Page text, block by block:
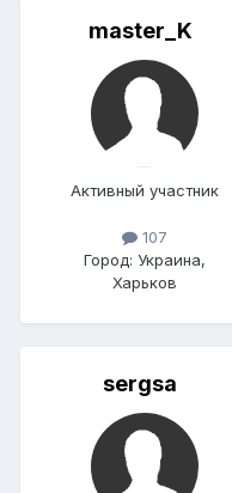
master_K
Активный участник
107
Город: Украина,
Харьков
sergsa